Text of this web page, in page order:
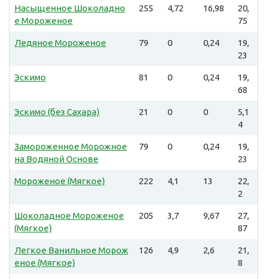
Насыщенное Шоколадно
е Мороженое
255 4,72 16,98
20,
75
Ледяное Мороженое 79 0 0,24
19,
23
Эскимо 81 0 0,24
19,
68
Эскимо (без Сахара) 21 0 0
5,1
4
Замороженное Морожное
на Водяной Основе
79 0 0,24
19,
23
Мороженое (Мягкое) 222 4,1 13
22,
2
Шоколадное Мороженое
(Мягкое)
205 3,7 9,67
27,
87
Легкое Ванильное Морож
еное (Мягкое)
126 4,9 2,6
21,
8